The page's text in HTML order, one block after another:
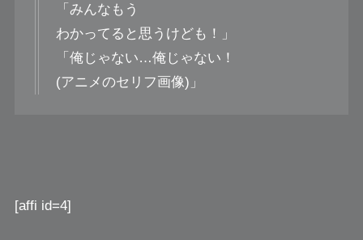
「みんなもう
わかってると思うけども！」
「俺じゃない…俺じゃない！
(アニメのセリフ画像)」
[affi id=4]